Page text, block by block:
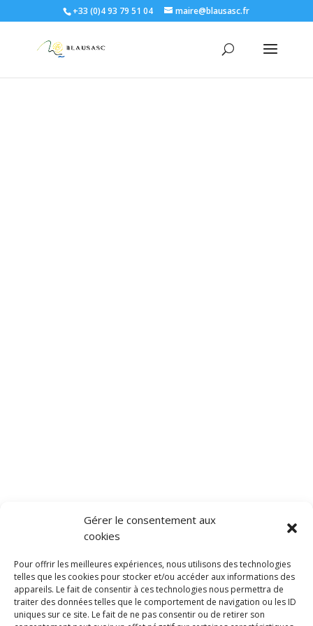
Gérer le consentement aux
cookies
Pour offrir les meilleures expériences, nous utilisons des technologies
telles que les cookies pour stocker et/ou accéder aux informations des
appareils. Le fait de consentir à ces technologies nous permettra de
traiter des données telles que le comportement de navigation ou les ID
uniques sur ce site. Le fait de ne pas consentir ou de retirer son
+33 (0)4 93 79 51 04 maire@blausasc.fr